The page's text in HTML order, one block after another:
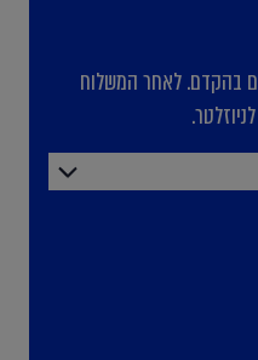
בהקדם. לאחר המשלוח